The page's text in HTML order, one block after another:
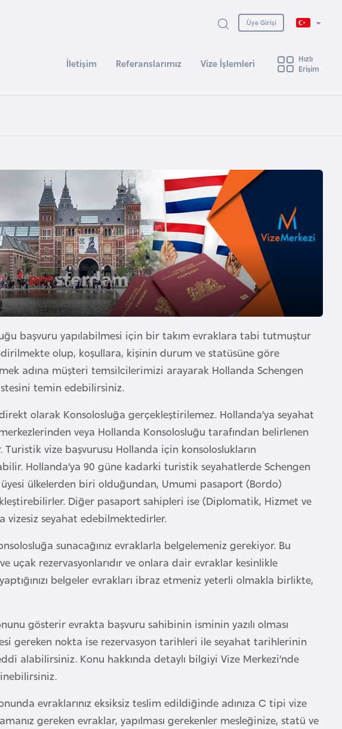
Üye Girişi
İletişim Referanslarımız Vize İşlemleri
Hızlı
Erişim
başvuru yapılabilmesi için bir takım evraklara tabi tutmuştur
olup, koşullara, kişinin durum ve statüsüne göre
adına müşteri temsilcilerimizi arayarak Hollanda Schengen
temin edebilirsiniz.
olarak Konsolosluğa gerçekleştirilemez. Hollanda’ya seyahat
veya Hollanda Konsolosluğu tarafından belirlenen
vize başvurusu Hollanda için konsoloslukların
Hollanda’ya 90 güne kadarki turistik seyahatlerde Schengen
üyesi ülkelerden biri olduğundan, Umumi pasaport (Bordo)
Diğer pasaport sahipleri ise (Diplomatik, Hizmet ve
vizesiz seyahat edebilmektedirler.
sunacağınız evraklarla belgelemeniz gerekiyor. Bu
rezervasyonlarıdır ve onlara dair evraklar kesinlikle
belgeler evrakları ibraz etmeniz yeterli olmakla birlikte,
gösterir evrakta başvuru sahibinin isminin yazılı olması
gereken nokta ise rezervasyon tarihleri ile seyahat tarihlerinin
alabilirsiniz. Konu hakkında detaylı bilgiyi Vize Merkezi’nde
evraklarınız eksiksiz teslim edildiğinde adınıza C tipi vize
gereken evraklar, yapılması gerekenler mesleğinize, statü ve